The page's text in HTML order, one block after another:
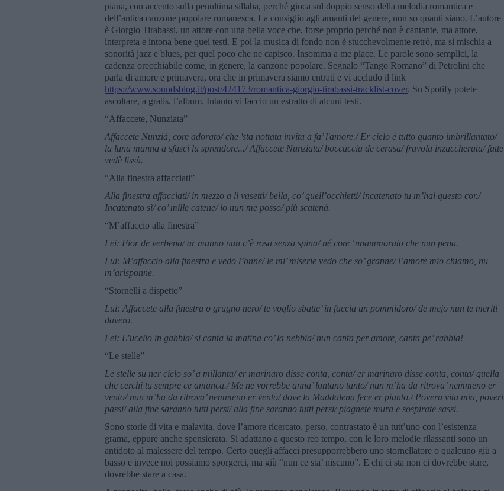
piana, con accento sulla penultima sillaba, perché gioca sul doppio senso della melodia romantica e
dell’antica canzone popolare romanesca. La consiglio agli amanti del genere, non so quanti siano. L’autore
è Giorgio Tirabassi, un attore con una bella voce che, forse proprio perché non è cantante, ma attore,
interpreta e intona bene quei testi. E poi la musica di fondo non è stucchevolmente retrò, ma si mischia a
sonorità jazz e blues, per quel poco che ne capisco. Insomma a me piace. Le parole sono semplici, la
cadenza orecchiabile come, in genere, la canzone popolare. Segnalo “Tango Romano” di Petrolini che
parla di amore e primavera, ora che in primavera siamo entrati e vi accludo il link
https://www.soundsblog.it/post/424173/romantica-giorgio-tirabassi-tracklist-cover. Su Spotify potete
ascoltare, a gratis, l’album. Intanto vi faccio un estratto di alcuni testi.
“Affaccete, Nunziata”
Affaccete Nunzià, core adorato/ che 'sta nottata invita a fa’ l'amore./ Er cielo è tutto quanto imbrillantato/
la luna manna a sfasci lu sprendore.../ Affaccete Nunziata/ boccuccia de cerasa/fravola inzuccherata/ fatte
vedè lissù.
“Alla finestra affacciati”
Alla finestra affacciati/ in mezzo a li vasetti/ bella, co’quell’occhietti/ incatenato tu m ’hai questo cor./
Incatenato sì/ co’mille catene/ io nun me posso/ più scatenà.
“M’affaccio alla finestra”
Lei: Fior de verbena/ ar munno nun c’è rosa senza spina/ nécore ‘nnammorato che nun pena.
Lui: M’affaccio alla finestra e vedo l’onne/ le mi’miserie vedo che so’granne/ l’amore mio chiamo, nu
m ’arisponne.
“Stornelli a dispetto”
Lui: Affaccete alla finestra o grugno nero/ te voglio sbatte’in faccia un pommidoro/ de mejo nun te meriti
davero.
Lei: L’ucello in gabbia/ si canta la matina co’la nebbia/ nun canta per amore, canta pe’rabbia!
“Le stelle”
Le stelle su ner cielo so’ a millanta/ er marinaro disse conta, conta/ er marinaro disse conta, conta/ quella
che cerchi tu sempre ce amanca./ Me ne vorrebbe anna’ lontano tanto/ nun m’ha da ritrova’ nemmeno er
vento/ nun m’ha da ritrova’ nemmeno er vento/ dove la Maddalena fece er pianto./ Povera vita mia, poveri
passi/ alla fine saranno tutti persi/ alla fine saranno tutti persi/ piagnete mura e sospirate sassi.
Sono storie di vita e malavita, dove l’amore ricercato, perso, contrastato è un tutt’uno con l’esistenza
grama, eppure anche spensierata. Si adattano a questo reo tempo, con le loro melodie rilassanti sono un
antidoto al malessere del tempo. Certo quegli affacci presupporrebbero uno stornellatore o qualcuno giù a
basso e invece noi possiamo sporgerci, ma giù “nun ce sta’ niscuno”. E chi ci sta non ci dovrebbe stare,
dovrebbe stare a casa.